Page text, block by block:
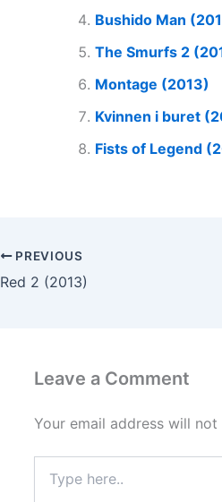
Bushido Man
The Smurfs 2
Montage (2013)
Kvinnen i buret
Fists of Legend
PREVIOUS
Red 2 (2013)
Leave a Comment
Your email address will not
here..